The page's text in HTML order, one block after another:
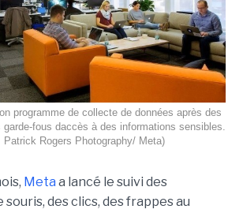
programme de collecte de données après des
fous daccès à des informations sensibles.
Patrick Rogers Photography/ Meta)
Meta a lancé le suivi des
des clics, des frappes au